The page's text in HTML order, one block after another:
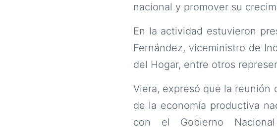
nacional y promover su
En la actividad estuvieron
Fernández, viceministro de
del Hogar, entre otros
Viera, expresó que la reunión
de la economía productiva
con el Gobierno